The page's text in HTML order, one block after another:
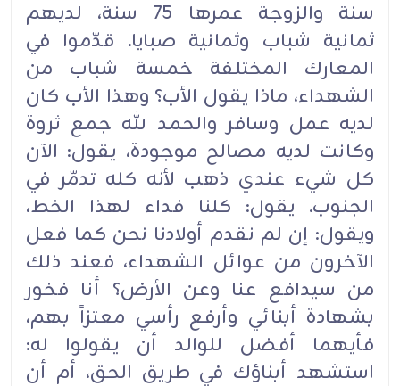
سنة والزوجة عمرها 75 سنة، لديهم
ثمانية شباب وثمانية صبايا. قدّموا في
المعارك المختلفة خمسة شباب من
الشهداء، ماذا يقول الأب؟ وهذا الأب كان
لديه عمل وسافر والحمد لله جمع ثروة
وكانت لديه مصالح موجودة، يقول: الآن
كل شيء عندي ذهب لأنه كله تدمّر في
الجنوب. يقول: كلنا فداء لهذا الخط،
ويقول: إن لم نقدم أولادنا نحن كما فعل
الآخرون من عوائل الشهداء، فعند ذلك
من سيدافع عنا وعن الأرض؟ أنا فخور
بشهادة أبنائي وأرفع رأسي معتزاً بهم،
فأيهما أفضل للوالد أن يقولوا له:
استشهد أبناؤك في طريق الحق، أم أن